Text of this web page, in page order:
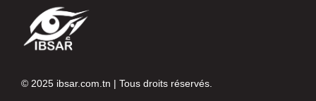
© 2025 ibsar.com.tn | Tous droits réservés.